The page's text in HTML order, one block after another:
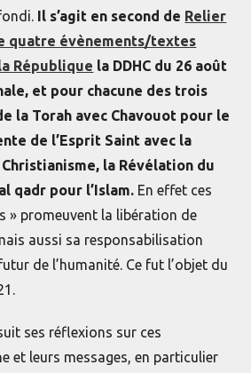
Il s’agit en second de Relier
quatre évènements/textes
République la DDHC du 26 août
et pour chacune des trois
la Torah avec Chavouot pour le
de l’Esprit Saint avec la
la Révélation du
qadr pour l’Islam. En effet ces
» promeuvent la libération de
aussi sa responsabilisation
de l’humanité. Ce fut l’objet du
ses réflexions sur ces
et leurs messages, en particulier